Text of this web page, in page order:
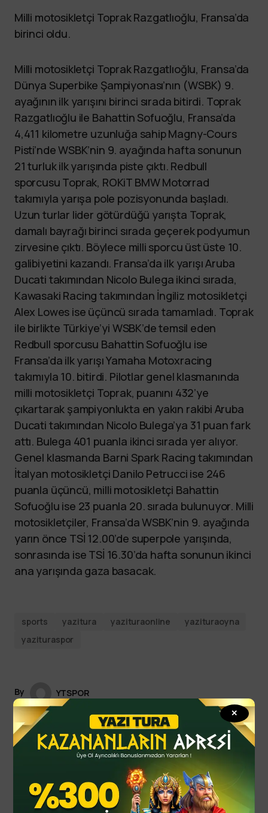
✕
Milli motosikletçi Toprak Razgatlıoğlu, Fransa’da
birinci oldu.
Milli motosikletçi Toprak Razgatlıoğlu, Fransa’da
Dünya Superbike Şampiyonası’nın (WSBK) 9.
ayağının ilk yarışını birinci sırada bitirdi. Toprak
Razgatlıoğlu ile Bahattin Sofuoğlu, Fransa’da
4,411 kilometre uzunluğa sahip Magny-Cours
Pisti’nde WSBK’nin 9. ayağında hafta sonunun
21 turluk ilk yarışında piste çıktı. Redbull
sporcusu Toprak, ROKiT BMW Motorrad
takımıyla yarışa pole pozisyonunda başladı.
Uzun turlar lider götürdüğü yarışta Toprak,
damalı bayrağı birinci sırada geçerek podyumun
zirvesine çıktı. Böylece milli sporcu üst üste 10.
galibiyetini kazandı. Fransa’da ilk yarışı Aruba
Ducati takımından Nicolo Bulega ikinci sırada,
Kawasaki Racing takımından İngiliz motosikletçi
Alex Lowes ise üçüncü sırada tamamladı. Toprak
ile birlikte Türkiye’yi WSBK’de temsil eden
Redbull sporcusu Bahattin Sofuoğlu ise
Fransa’da ilk yarışı Yamaha Motoxracing
takımıyla 10. bitirdi. Pilotlar genel klasmanında
milli motosikletçi Toprak, puanını 432’ye
çıkartarak şampiyonlukta en yakın rakibi Aruba
Ducati takımından Nicolo Bulega’ya 31 puan fark
attı. Bulega 401 puanla ikinci sırada yer alıyor.
Genel klasmanda Barni Spark Racing takımından
İtalyan motosikletçi Danilo Petrucci ise 246
puanla üçüncü, milli motosikletçi Bahattin
Sofuoğlu ise 23 puanla 20. sırada bulunuyor. Milli
motosikletçiler, Fransa’da WSBK’nin 9. ayağında
yarın önce TSİ 12.00’de superpole yarışında,
sonrasında ise TSİ 16.30’da hafta sonunun ikinci
ana yarışında gaza basacak.
sports yazitura yazituraonline
yazituraoyna
yazituraspor
By
YTSPOR
UpdatedEylül 06, 2025
Spor Haberleri
Read Next